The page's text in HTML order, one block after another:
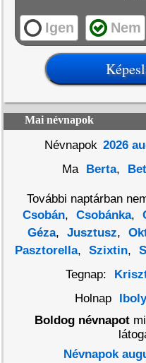
Igen Nem
Mai névnapok
Névnapok 2026
Ma
Berta,
További naptárban
Csobán, Csobánka,
Géza, Jusztusz,
Pasztorella, Szixtin,
Tegnap:
Holnap
Boldog névnapot
Névnapok